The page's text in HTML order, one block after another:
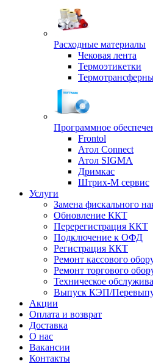
Расходные материалы
Чековая лента
Термоэтикетки
Программное
Frontol
Атол Connect
Атол SIGMA
Дримкас
Штрих-М сервис
Услуги
Замена фискального
Обновление ККТ
Перерегистрация ККТ
Подключение к ОФД
Регистрация ККТ
Ремонт кассового
Ремонт торгового
Техническое
Выпуск КЭП/
Акции
Оплата и возврат
Доставка
О нас
Вакансии
Контакты